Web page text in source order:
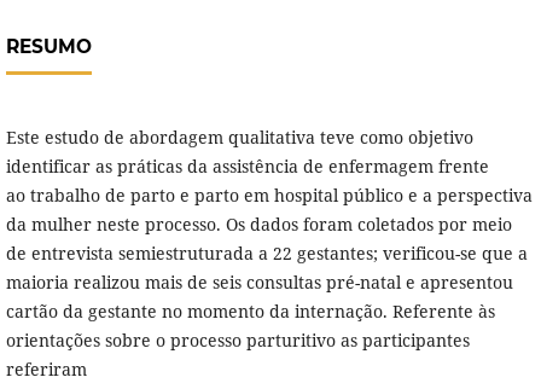
RESUMO
Este estudo de abordagem qualitativa teve como objetivo
identificar as práticas da assistência de enfermagem frente
ao trabalho de parto e parto em hospital público e a perspectiva
da mulher neste processo. Os dados foram coletados por meio
de entrevista semiestruturada a 22 gestantes; verificou-se que a
maioria realizou mais de seis consultas pré-natal e apresentou
cartão da gestante no momento da internação. Referente às
orientações sobre o processo parturitivo as participantes
referiram